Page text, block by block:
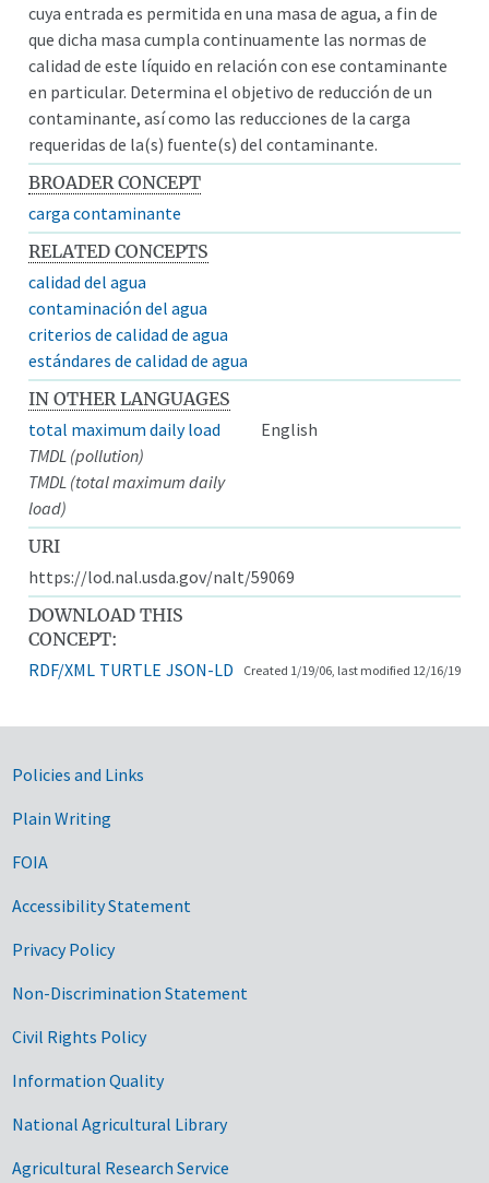
cuya entrada es permitida en una masa de agua, a fin de
que dicha masa cumpla continuamente las normas de
calidad de este líquido en relación con ese contaminante
en particular. Determina el objetivo de reducción de un
contaminante, así como las reducciones de la carga
requeridas de la(s) fuente(s) del contaminante.
BROADER CONCEPT
carga contaminante
RELATED CONCEPTS
calidad del agua
contaminación del agua
criterios de calidad de agua
estándares de calidad de agua
IN OTHER LANGUAGES
total maximum daily load
English
TMDL (pollution)
TMDL (total maximum daily
load)
URI
https://lod.nal.usda.gov/nalt/59069
DOWNLOAD THIS
CONCEPT:
RDF/XML TURTLE JSON-LD Created 1/19/06, last modified 12/16/19
Government Links
Policies and Links
Plain Writing
FOIA
Accessibility Statement
Privacy Policy
Non-Discrimination Statement
Civil Rights Policy
Information Quality
National Agricultural Library
Agricultural Research Service